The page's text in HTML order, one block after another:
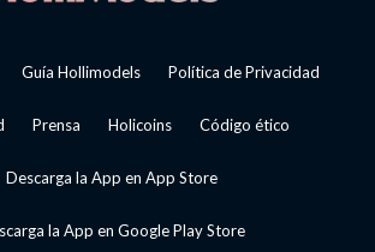
Guía Hollimodels Política de Privacidad
Prensa Holicoins Código ético
Descarga la App en App Store
la App en Google Play Store